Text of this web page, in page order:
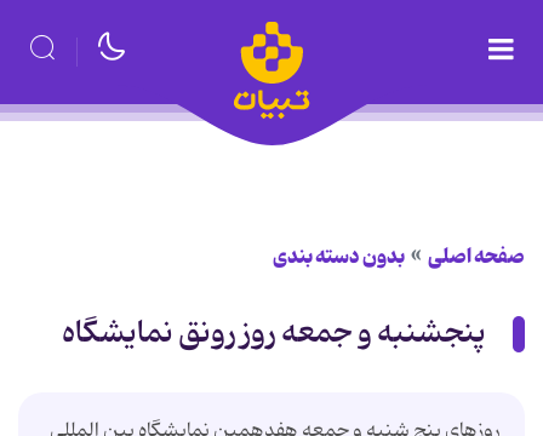
صفحه اصلی بدون دسته بندی
پنجشنبه و جمعه روز رونق نمایشگاه